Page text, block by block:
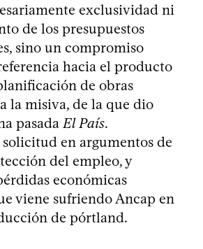
exclusividad ni
de los presupuestos
sino un compromiso
hacia el producto
de obras
la misiva, de la que dio
pasada El País.
en argumentos de
del empleo, y
económicas
viene sufriendo Ancap en
de pórtland.